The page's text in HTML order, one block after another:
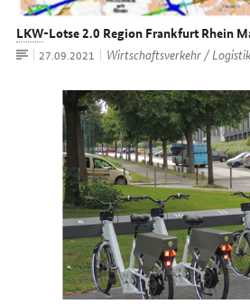
LKW-Lotse 2.0 Region Frankfurt Rhein
ArtikelDatum:
27.09.2021 Wirtschaftsverkehr / Logistik